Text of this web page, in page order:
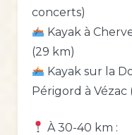
concerts)
Kayak à
(29 km)
Kayak sur la
Périgord à Vézac
À 30-40 km :